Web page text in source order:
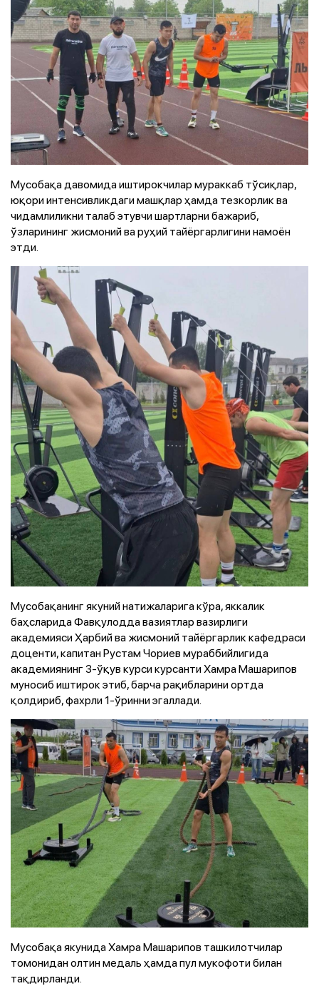
Мусобақа давомида иштирокчилар мураккаб тўсиқлар,
юқори интенсивликдаги машқлар ҳамда тезкорлик ва
чидамлиликни талаб этувчи шартларни бажариб,
ўзларининг жисмоний ва руҳий тайёргарлигини намоён
этди.
Мусобақанинг якуний натижаларига кўра, яккалик
баҳсларида Фавқулодда вазиятлар вазирлиги
академияси Ҳарбий ва жисмоний тайёргарлик кафедраси
доценти, капитан Рустам Чориев мураббийлигида
академиянинг 3-ўқув курси курсанти Хамра Машарипов
муносиб иштирок этиб, барча рақибларини ортда
қолдириб, фахрли 1-ўринни эгаллади.
Мусобақа якунида Хамра Машарипов ташкилотчилар
томонидан олтин медаль ҳамда пул мукофоти билан
тақдирланди.